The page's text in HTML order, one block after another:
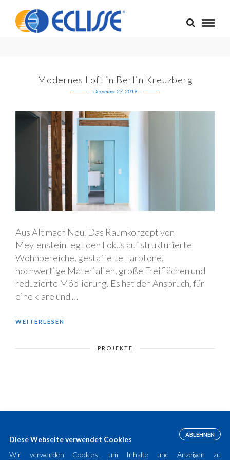
Diese Webseite verwendet Cookies
Wir verwenden Cookies, um Inhalte und Anzeigen zu
ABLEHNEN
Berlin
Modernes Loft in Berlin Kreuzberg
December 27, 2019
Aus Alt mach Neu. Das Raumkonzept von
Meylenstein legt den Fokus auf strukturierte
Wohnbereiche, gestaffelte Farbtöne,
hochwertige Materialien, große Freiflächen und
reduzierte Möblierung. Es hat den Anspruch, für
eine klare und …
WEITERLESEN
PROJEKTE